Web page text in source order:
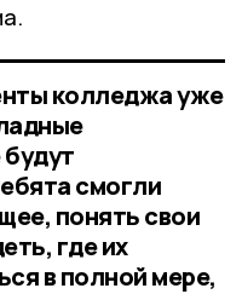
колледжа уже
смогли
понять свои
где их
в полной мере,